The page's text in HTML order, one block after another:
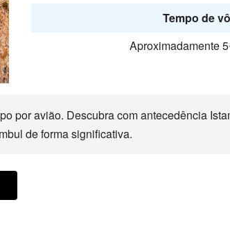
Tempo de
Aproximadamente
por avião. Descubra com antecedência
de forma significativa.